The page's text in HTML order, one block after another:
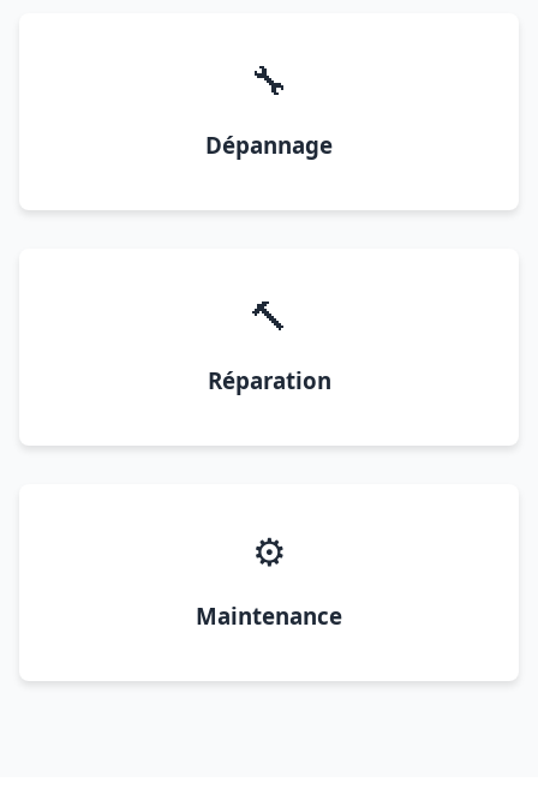
🔧
Dépannage
🔨
Réparation
⚙️
Maintenance